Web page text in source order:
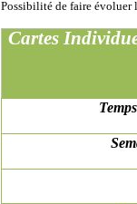
Possibilité de faire évoluer
Cartes